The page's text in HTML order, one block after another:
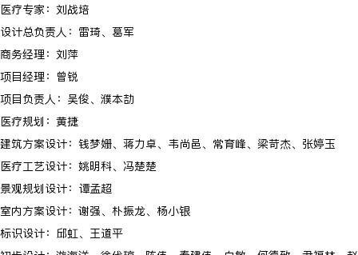
医疗专家：刘战培
设计总负责人：雷琦、葛军
商务经理：刘萍
项目经理：曾锐
项目负责人：吴俊、濮本劼
医疗规划：黄捷
建筑方案设计：钱梦姗、蒋力卓、韦尚邑、常育峰、梁苛杰、张婷玉
医疗工艺设计：姚明科、冯楚楚
景观规划设计：谭孟超
室内方案设计：谢强、朴振龙、杨小银
标识设计：邱虹、王道平